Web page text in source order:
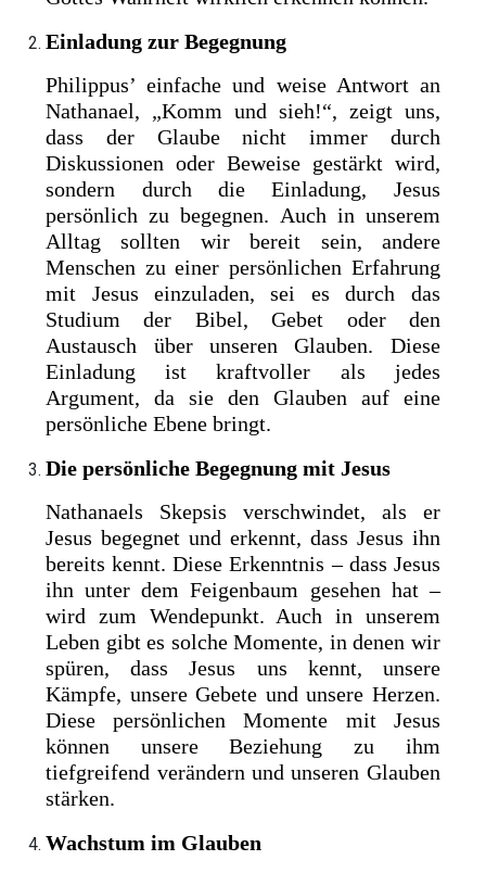
Einladung zur Begegnung
Philippus’ einfache und weise Antwort an
Nathanael, „Komm und sieh!“, zeigt uns,
dass der Glaube nicht immer durch
Diskussionen oder Beweise gestärkt wird,
sondern durch die Einladung, Jesus
persönlich zu begegnen. Auch in unserem
Alltag sollten wir bereit sein, andere
Menschen zu einer persönlichen Erfahrung
mit Jesus einzuladen, sei es durch das
Studium der Bibel, Gebet oder den
Austausch über unseren Glauben. Diese
Einladung ist kraftvoller als jedes
Argument, da sie den Glauben auf eine
persönliche Ebene bringt.
Die persönliche Begegnung mit Jesus
Nathanaels Skepsis verschwindet, als er
Jesus begegnet und erkennt, dass Jesus ihn
bereits kennt. Diese Erkenntnis – dass Jesus
ihn unter dem Feigenbaum gesehen hat –
wird zum Wendepunkt. Auch in unserem
Leben gibt es solche Momente, in denen wir
spüren, dass Jesus uns kennt, unsere
Kämpfe, unsere Gebete und unsere Herzen.
Diese persönlichen Momente mit Jesus
können unsere Beziehung zu ihm
tiefgreifend verändern und unseren Glauben
stärken.
Wachstum im Glauben